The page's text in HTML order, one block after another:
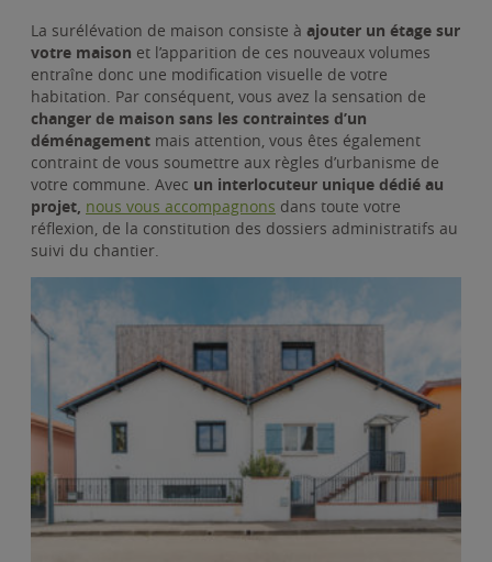
La surélévation de maison consiste à ajouter un étage sur
votre maison et l’apparition de ces nouveaux volumes
entraîne donc une modification visuelle de votre
habitation. Par conséquent, vous avez la sensation de
changer de maison sans les contraintes d’un
déménagement mais attention, vous êtes également
contraint de vous soumettre aux règles d’urbanisme de
votre commune. Avec un interlocuteur unique dédié au
projet, nous vous accompagnons dans toute votre
réflexion, de la constitution des dossiers administratifs au
suivi du chantier.